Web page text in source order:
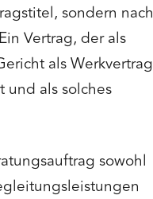
sondern nach
Vertrag, der als
als Werkvertrag
als solches
sowohl